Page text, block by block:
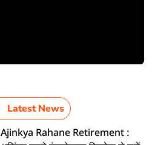
Latest News
Ajinkya Rahane Retirement :